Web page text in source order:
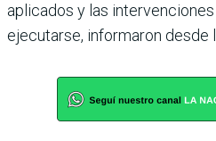
aplicados y las
ejecutarse, informaron desde